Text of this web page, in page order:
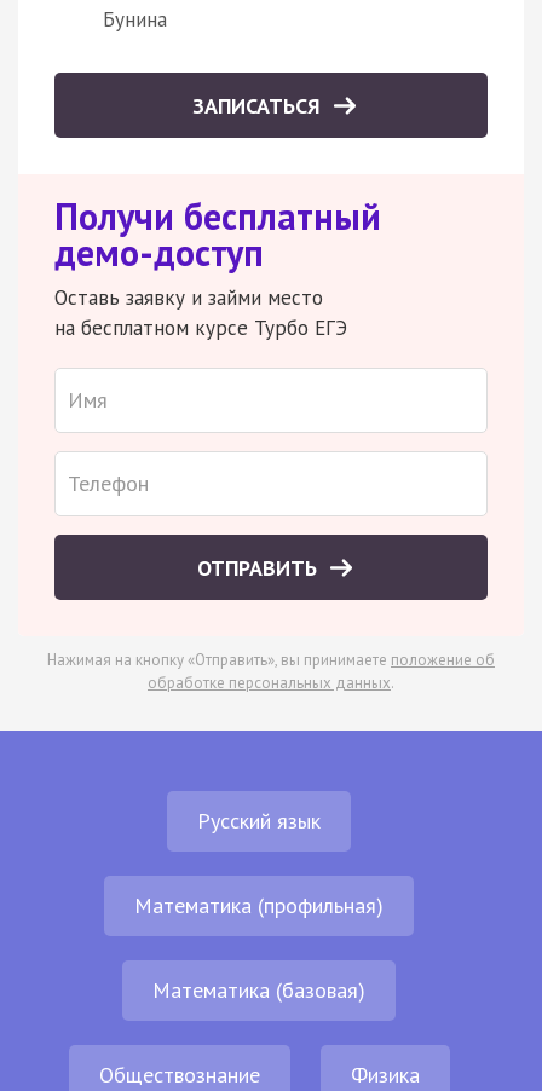
Бунина
ЗАПИСАТЬСЯ
Получи бесплатный
демо-доступ
Оставь заявку и займи место
на бесплатном курсе Турбо ЕГЭ
ОТПРАВИТЬ
Нажимая на кнопку «Отправить», вы принимаете положение об
обработке персональных данных.
Русский язык
Математика (профильная)
Математика (базовая)
Обществознание Физика